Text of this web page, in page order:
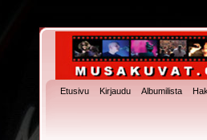
Etusivu Kirjaudu Albumilista